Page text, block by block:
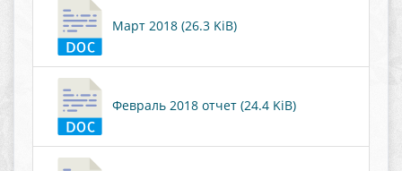
Март 2018 (26.3 KiB)
Февраль 2018 отчет (24.4 KiB)